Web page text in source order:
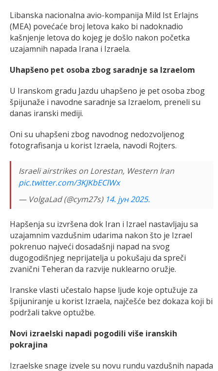
Libanska nacionalna avio-kompanija Mild Ist Erlajns
(MEA) povećaće broj letova kako bi nadoknadio
kašnjenje letova do kojeg je došlo nakon početka
uzajamnih napada Irana i Izraela.
Uhapšeno pet osoba zbog saradnje sa Izraelom
U Iranskom gradu Jazdu uhapšeno je pet osoba zbog
špijunaže i navodne saradnje sa Izraelom, preneli su
danas iranski mediji.
Oni su uhapšeni zbog navodnog nedozvoljenog
fotografisanja u korist Izraela, navodi Rojters.
Israeli airstrikes on Lorestan, Western Iran
pic.twitter.com/3KJKbEClWx
— VolgaLad (@cym27s) 14. јун 2025.
Hapšenja su izvršena dok Iran i Izrael nastavljaju sa
uzajamnim vazdušnim udarima nakon što je Izrael
pokrenuo najveći dosadašnji napad na svog
dugogodišnjeg neprijatelja u pokušaju da spreči
zvanični Teheran da razvije nuklearno oružje.
Iranske vlasti učestalo hapse ljude koje optužuje za
špijuniranje u korist Izraela, najčešće bez dokaza koji bi
podržali takve optužbe.
Novi izraelski napadi pogodili više iranskih
pokrajina
Izraelske snage izvele su novu rundu vazdušnih napada